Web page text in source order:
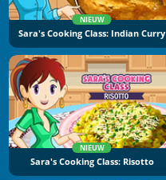
NIEUW
Sara's Cooking Class: Indian Curry
NIEUW
Sara's Cooking Class: Risotto